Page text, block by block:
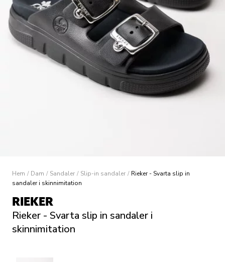
Hem / Dam / Sandaler / Slip-in sandaler / Rieker - Svarta slip in
sandaler i skinnimitation
RIEKER
Rieker - Svarta slip in sandaler i
skinnimitation